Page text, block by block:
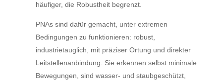
häufiger, die Robustheit begrenzt.
PNAs sind dafür gemacht, unter extremen
Bedingungen zu funktionieren: robust,
industrietauglich, mit präziser Ortung und direkter
Leitstellenanbindung. Sie erkennen selbst minimale
Bewegungen, sind wasser- und staubgeschützt,